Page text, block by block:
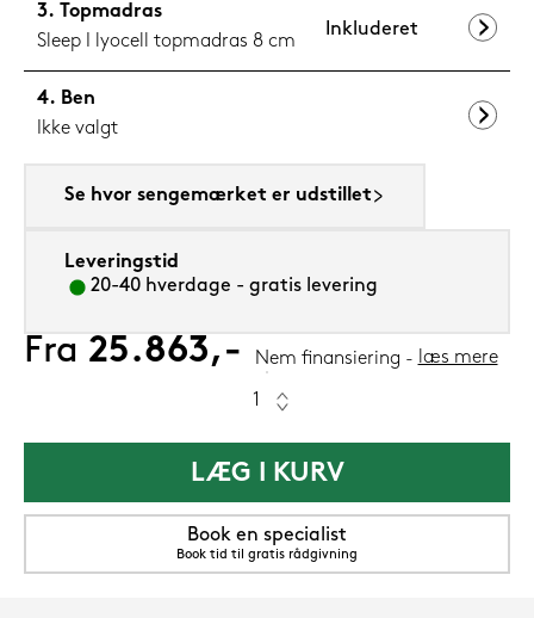
Topmadras
Sleep I lyocell topmadras 8 cm
Inkluderet
Ben
Ikke valgt
Se hvor sengemærket er udstillet
Leveringstid
20-40 hverdage - gratis levering
Fra 25.863,- Nem finansiering læs mere
LÆG I KURV
Book en specialist
Book tid til gratis rådgivning